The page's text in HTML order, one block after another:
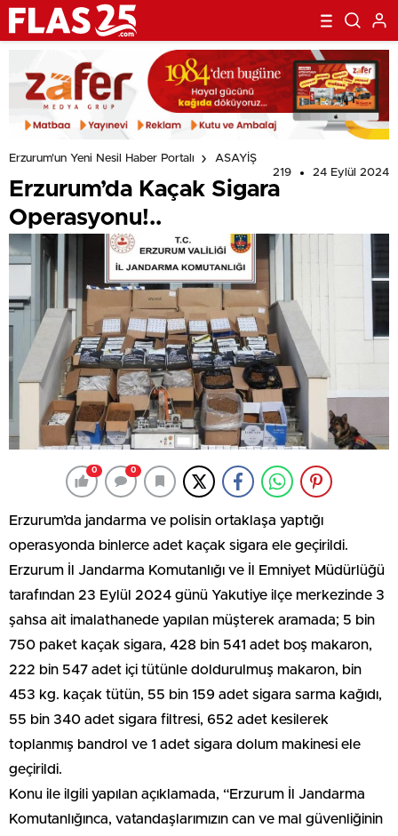
Erzurum'un Yeni Nesil Haber Portalı
ASAYİŞ
219
24 Eylül 2024
Erzurum’da Kaçak Sigara
Operasyonu!..
0 0
Erzurum’da jandarma ve polisin ortaklaşa yaptığı
operasyonda binlerce adet kaçak sigara ele geçirildi.
Erzurum İl Jandarma Komutanlığı ve İl Emniyet Müdürlüğü
tarafından 23 Eylül 2024 günü Yakutiye ilçe merkezinde 3
şahsa ait imalathanede yapılan müşterek aramada; 5 bin
750 paket kaçak sigara, 428 bin 541 adet boş makaron,
222 bin 547 adet içi tütünle doldurulmuş makaron, bin
453 kg. kaçak tütün, 55 bin 159 adet sigara sarma kağıdı,
55 bin 340 adet sigara filtresi, 652 adet kesilerek
toplanmış bandrol ve 1 adet sigara dolum makinesi ele
geçirildi.
Konu ile ilgili yapılan açıklamada, “Erzurum İl Jandarma
Komutanlığınca, vatandaşlarımızın can ve mal güvenliğinin